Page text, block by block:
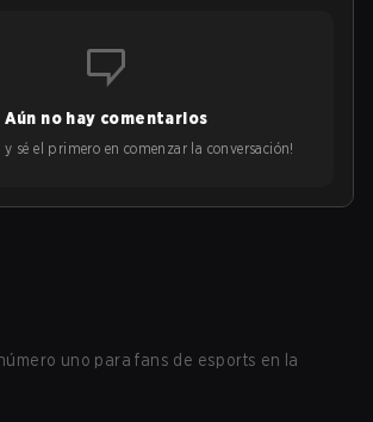
Aún no hay comentarios
y sé el primero en comenzar la conversación!
uno para fans de esports en la